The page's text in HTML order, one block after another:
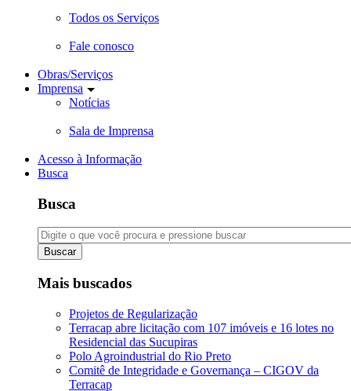
Todos os Serviços
Fale conosco
Obras/Serviços
Imprensa
Notícias
Sala de Imprensa
Acesso à Informação
Busca
Busca
Buscar
Mais buscados
Projetos de Regularização
Terracap abre licitação com 107 imóveis e 16 lotes no
Residencial das Sucupiras
Polo Agroindustrial do Rio Preto
Comitê de Integridade e Governança – CIGOV da
Terracap